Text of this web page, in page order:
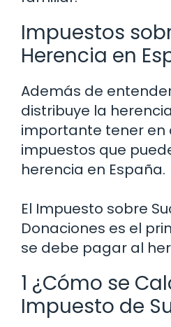
Impuestos
Herencia en
Además de
distribuye la
importante tener en
impuestos que
herencia en España.
El Impuesto sobre
Donaciones es el
se debe pagar al
1 ¿Cómo se
Impuesto de